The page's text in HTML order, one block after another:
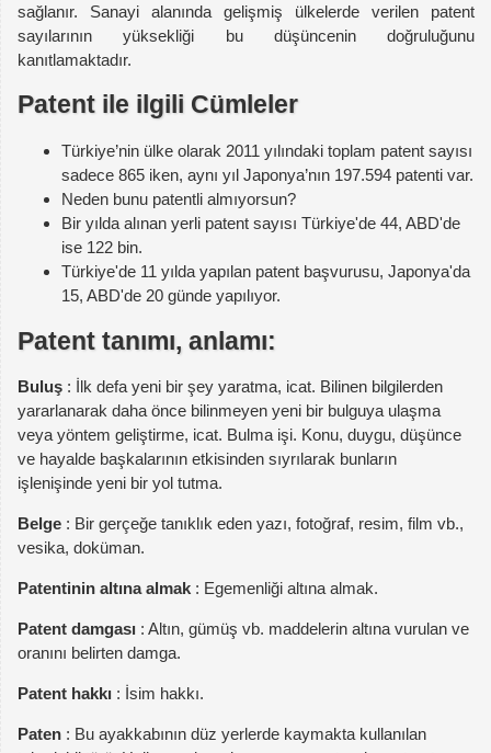
sağlanır. Sanayi alanında gelişmiş ülkelerde verilen patent
sayılarının yüksekliği bu düşüncenin doğruluğunu
kanıtlamaktadır.
Patent ile ilgili Cümleler
Türkiye’nin ülke olarak 2011 yılındaki toplam patent sayısı
sadece 865 iken, aynı yıl Japonya’nın 197.594 patenti var.
Neden bunu patentli almıyorsun?
Bir yılda alınan yerli patent sayısı Türkiye'de 44, ABD'de
ise 122 bin.
Türkiye'de 11 yılda yapılan patent başvurusu, Japonya'da
15, ABD'de 20 günde yapılıyor.
Patent tanımı, anlamı:
Buluş : İlk defa yeni bir şey yaratma, icat. Bilinen bilgilerden
yararlanarak daha önce bilinmeyen yeni bir bulguya ulaşma
veya yöntem geliştirme, icat. Bulma işi. Konu, duygu, düşünce
ve hayalde başkalarının etkisinden sıyrılarak bunların
işlenişinde yeni bir yol tutma.
Belge : Bir gerçeğe tanıklık eden yazı, fotoğraf, resim, film vb.,
vesika, doküman.
Patentinin altına almak : Egemenliği altına almak.
Patent damgası : Altın, gümüş vb. maddelerin altına vurulan ve
oranını belirten damga.
Patent hakkı : İsim hakkı.
Paten : Bu ayakkabının düz yerlerde kaymakta kullanılan